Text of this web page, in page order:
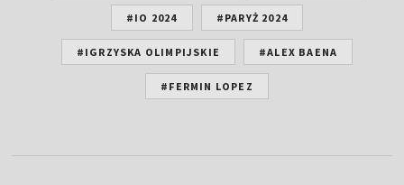
#IO 2024 #PARYŻ 2024
#IGRZYSKA OLIMPIJSKIE #ALEX BAENA
#FERMIN LOPEZ